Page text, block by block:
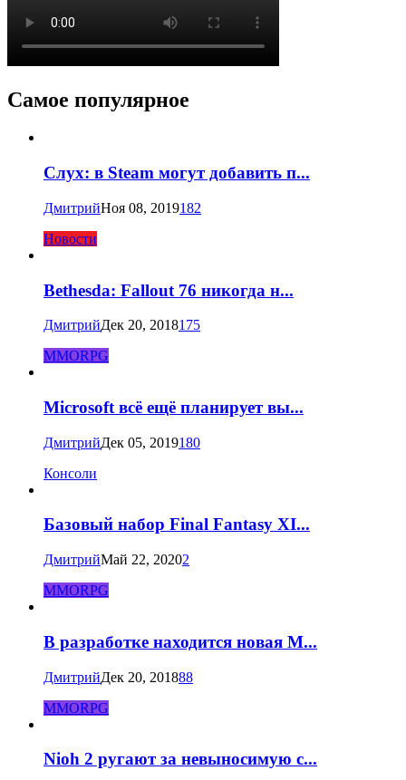
Самое популярное
Слух: в Steam могут добавить п...
ДмитрийНоя 08, 2019182
Новости
Bethesda: Fallout 76 никогда н...
ДмитрийДек 20, 2018175
MMORPG
Microsoft всё ещё планирует вы...
ДмитрийДек 05, 2019180
Консоли
Базовый набор Final Fantasy XI...
ДмитрийМай 22, 20202
MMORPG
В разработке находится новая M...
ДмитрийДек 20, 201888
MMORPG
Nioh 2 ругают за невыносимую с...